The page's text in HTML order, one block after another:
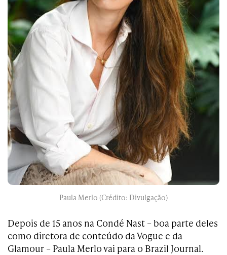
Paula Merlo (Crédito: Divulgação)
Depois de 15 anos na Condé Nast – boa parte deles
como diretora de conteúdo da Vogue e da
Glamour – Paula Merlo vai para o Brazil Journal.